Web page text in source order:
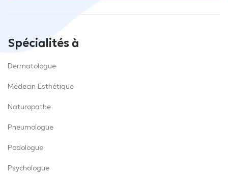
Spécialités à
Dermatologue
Médecin Esthétique
Naturopathe
Pneumologue
Podologue
Psychologue